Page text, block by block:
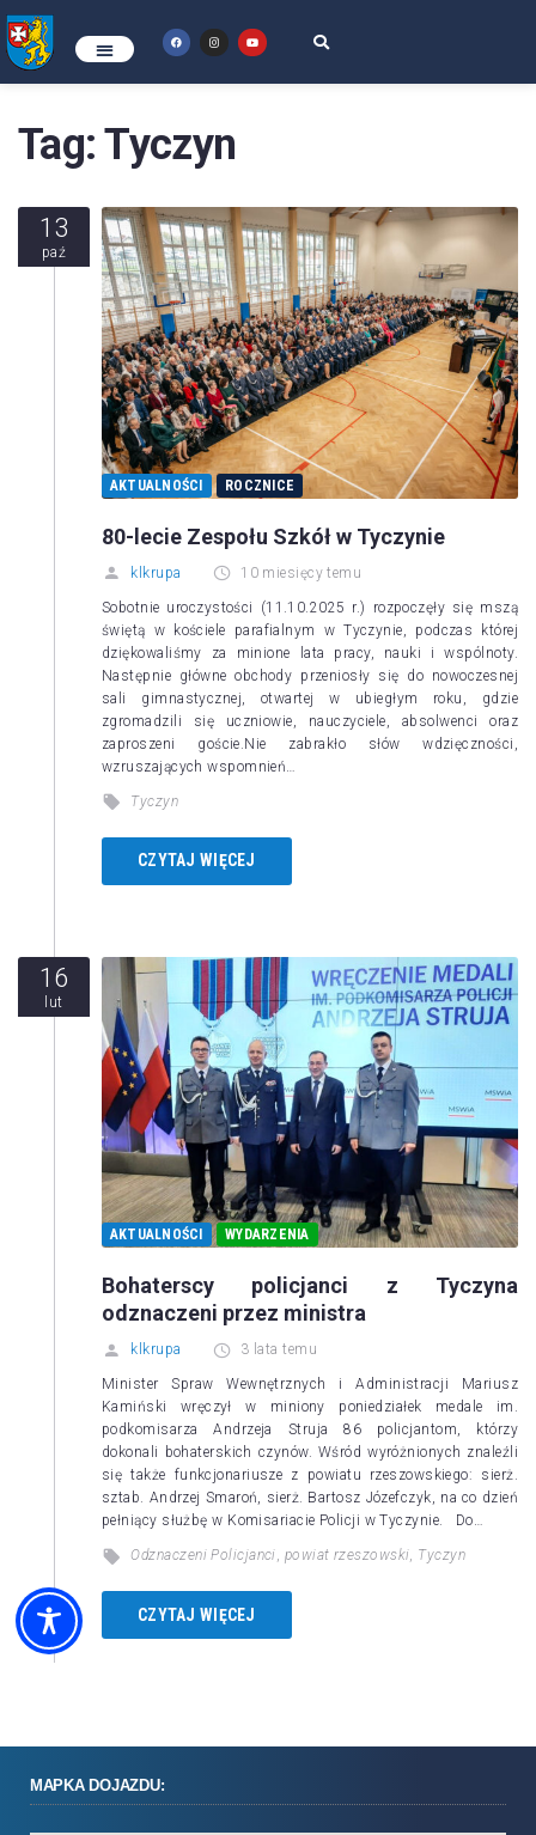
Tag:Tyczyn
13
paź
AKTUALNOŚCI ROCZNICE
80-lecie Zespołu Szkół w Tyczynie
klkrupa 10 miesięcy temu
Sobotnie uroczystości (11.10.2025 r.) rozpoczęły się mszą
świętą w kościele parafialnym w Tyczynie, podczas której
dziękowaliśmy za minione lata pracy, nauki i wspólnoty.
Następnie główne obchody przeniosły się do nowoczesnej
sali gimnastycznej, otwartej w ubiegłym roku, gdzie
zgromadzili się uczniowie, nauczyciele, absolwenci oraz
zaproszeni goście.Nie zabrakło słów wdzięczności,
wzruszających wspomnień…
Tyczyn
CZYTAJ WIĘCEJ
16
lut
AKTUALNOŚCI WYDARZENIA
Bohaterscy policjanci z Tyczyna
odznaczeni przez ministra
klkrupa 3 lata temu
Minister Spraw Wewnętrznych i Administracji Mariusz
Kamiński wręczył w miniony poniedziałek medale im.
podkomisarza Andrzeja Struja 86 policjantom, którzy
dokonali bohaterskich czynów. Wśród wyróżnionych znaleźli
się także funkcjonariusze z powiatu rzeszowskiego: sierż.
sztab. Andrzej Smaroń, sierż. Bartosz Józefczyk, na co dzień
pełniący służbę w Komisariacie Policji w Tyczynie. Do…
Odznaczeni Policjanci, powiat rzeszowski, Tyczyn
CZYTAJ WIĘCEJ
MAPKA DOJAZDU: